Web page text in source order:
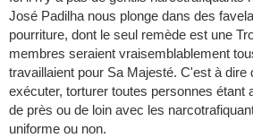
José Padilha nous plonge dans des
pourriture, dont le seul remède est une
membres seraient vraisemblablement
travaillaient pour Sa Majesté. C'est à dire
exécuter, torturer toutes personnes étant
de près ou de loin avec les
uniforme ou non.